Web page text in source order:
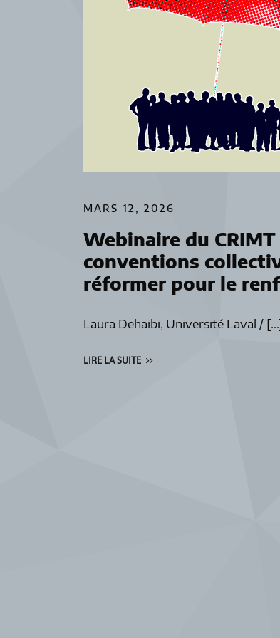
MARS 12, 2026
Webinaire du
conventions
réformer pour le
Laura Dehaibi, Université Laval /
LIRE LA SUITE